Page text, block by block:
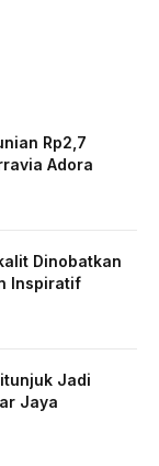
Rp2,7
Adora
Dinobatkan
Inspiratif
Jadi
Jaya